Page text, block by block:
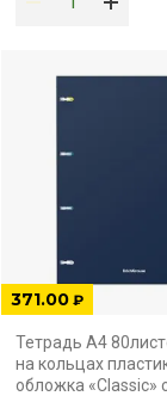
371.00 ₽
Тетрадь А4
на кольцах
обложка «Classic»